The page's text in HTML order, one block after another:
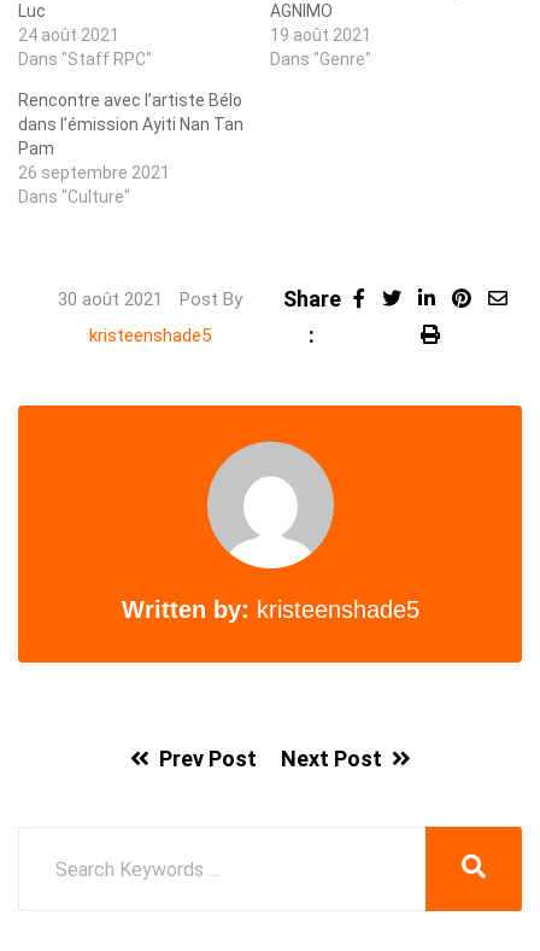
Luc
24 août 2021
Dans "Staff RPC"
AGNIMO
19 août 2021
Dans "Genre"
Rencontre avec l’artiste Bélo
dans l’émission Ayiti Nan Tan
Pam
26 septembre 2021
Dans "Culture"
30 août 2021
Post By
kristeenshade5
Share
:
LinkedIn
Print
Written by: kristeenshade5
Prev Post Next Post